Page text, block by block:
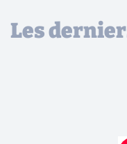
Les